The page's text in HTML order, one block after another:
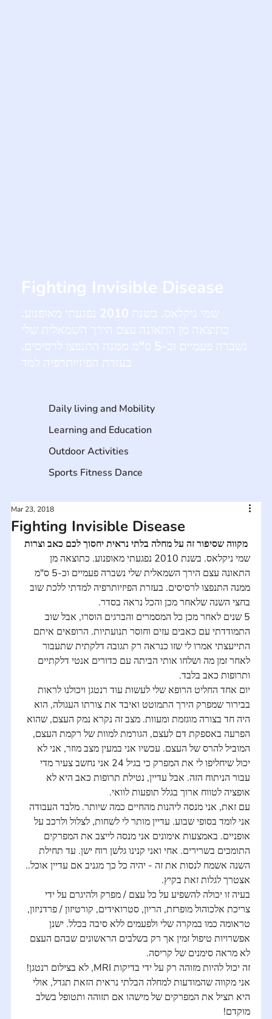
Fighting Invisible Disease
Mar 23, 2018
מקווה שסיפור זה על מחלה בלתי נראית יחסוך לכם כאב וצרות
שמי ניקלאס. בשנת 2010 נפגעתי מאופנוע. כתוצאה מן
התאונה עצם הירך השמאלית שלי נשברה פעמיים וכ-5 ס"מ
ממנה התנפצו לרסיסים. בעזרת הפיזיותרפיה למדתי ללכת שוב
בחצי השנה שלאחר מכן והכל נראה בסדר.
5 שנים לאחר מכן כל המסמרים והברגים הוסרו, אבל שוב
התמודדתי עם כאבים עזים וחוסר תנועתיות. הרופאים איתם
התייעצתי אמרו לי שזו כנראה רק תגובה דלקתית שתעבור
לאחר זמן מה ושלחו אותי הביתה עם כדורים אנטי דלקתיים
ותרופות כאב בלבד.
יום אחד החליט הרופא שלי לעשות עוד רנטגן ויכולנו לראות
בבירור שמפרק הירך התמוטט ואיבד את צורתו העגולה, הוא
היה חד בצורה מוגזמת ומעוות. מצב זה נקרא נמק העצם, שהוא
הפרעה באספקת דם לעצם, הגורמת למוות של רקמת העצם,
המוביל להרס של העצם. עכשיו אני במעין מצב מוזר, אני לא
יכול שיחליפו לי את המפרק כי בגיל 24 אני נחשב צעיר מדי
עבור הניתוח הזה. אבל עדיין, נטילת תרופות כאב היא לא
אופציה לטווח ארוך בגלל תופעות לוואי.
עם זאת, אני מנסה ליהנות מהחיים כמה שיותר. מלבד העבודה
אני לומד בסופי שבוע. עדיין מותר לי לשחות, לצלול ולרכב על
אופניים. באמצעות אימונים אני מנסה לייצב את המפרקים
התומכים בשרירים. אחי ואני קנינו גלשן רוח ישן. עד תחילת
השנה אשמח לנסות את זה - יהיה כל כך מגניב אם עדיין אוכל..
אצטרך לגלות זאת בקיץ.
בעיה זו יכולה להשפיע על כל עצם / מפרק ולהיגרם על ידי
צריכת אלכוהול מופרזת, הריון, סטרואידים, קורטיזון / פרדניזון,
טראומה כמו במקרה שלי ולפעמים ללא סיבה בכלל. ישנן
אפשרויות טיפול זמין אך רק בשלבים הראשונים שבהם העצם
לא מראה סימנים של קריסה.
זה יכול להיות מזוהה רק על ידי בדיקות MRI, לא בצילום רנטגן!
אני מקווה שהמודעות למחלה הבלתי נראית הזאת תגדל, אולי
היא תציל את המפרקים של מישהו אם תזוהה ותטופל בשלב
מוקדם!
Daily living and Mobility
Learning and Education
Outdoor Activities
Sports Fitness Dance
Fighting Invisible Disease
שמי ניקלאס. בשנת 2010 נפגעתי מאופנוע.
כתוצאה מן התאונה עצם הירך השמאלית שלי
נשברה פעמיים וכ-5 ס"מ ממנה התנפצו לרסיסים.
בעזרת הפיזיותרפיה למד